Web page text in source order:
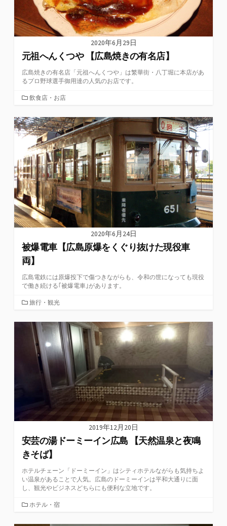
2020年6月29日
元祖へんくつや 【広島焼きの有名店】
広島焼きの有名店「元祖へんくつや」は繁華街・八丁堀に本店があ
るプロ野球選手御用達の人気のお店です。
カ
ゴ
リ
ー
飲食店・お店
2020年6月24日
被爆電車【広島原爆をくぐり抜けた現役車
両】
広島電鉄には原爆投下で傷つきながらも、令和の世になっても現役
で働き続ける｢被爆電車｣があります。
カ
ゴ
リ
旅行・観光
2019年12月20日
安芸の湯ドーミーイン広島 【天然温泉と夜鳴
きそば】
ホテルチェーン「ドーミーイン」はシティホテルながらも気持ちよ
い温泉があることで人気。広島のドーミーインは平和大通りに面
し、観光やビジネスどちらにも便利な立地です。
カ
ゴ
ホテル・宿